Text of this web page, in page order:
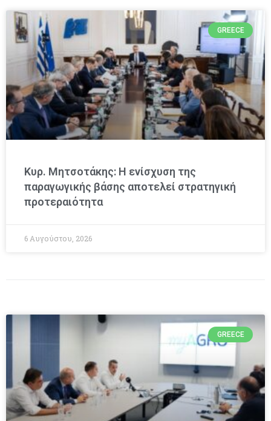
GREECE
Κυρ. Μητσοτάκης: Η ενίσχυση της
παραγωγικής βάσης αποτελεί στρατηγική
προτεραιότητα
6 Αυγούστου, 2026
GREECE